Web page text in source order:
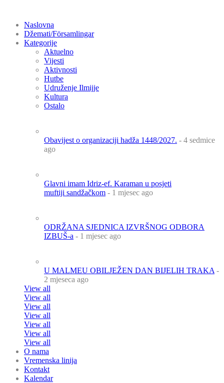
Naslovna
Džemati/Församlingar
Kategorije
Aktuelno
Vijesti
Aktivnosti
Hutbe
Udruženje Ilmijje
Kultura
Ostalo
Obavijest o organizaciji hadža 1448/2027. - 4 sedmice
ago
Glavni imam Idriz-ef. Karaman u posjeti
muftiji sandžačkom - 1 mjesec ago
ODRŽANA SJEDNICA IZVRŠNOG ODBORA
IZBUŠ-a - 1 mjesec ago
U MALMEU OBILJEŽEN DAN BIJELIH TRAKA -
2 mjeseca ago
View all
View all
View all
View all
View all
View all
View all
O nama
Vremenska linija
Kontakt
Kalendar